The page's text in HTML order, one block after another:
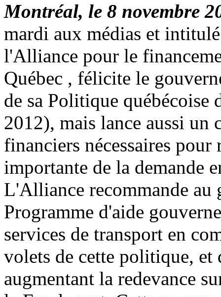
Montréal, le 8 novembre
mardi aux médias et
l'Alliance pour le
Québec , félicite le
de sa Politique
2012), mais lance aussi un
financiers nécessaires pour
importante de la demande
L'Alliance recommande au
Programme d'aide
services de transport en
volets de cette politique, et
augmentant la redevance